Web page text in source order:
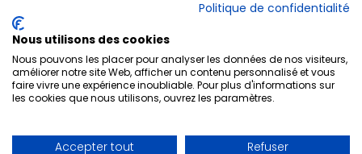
Politique de confidentialité
Nous utilisons des cookies
Nous pouvons les placer pour analyser les données de nos visiteurs,
améliorer notre site Web, afficher un contenu personnalisé et vous
faire vivre une expérience inoubliable. Pour plus d'informations sur
les cookies que nous utilisons, ouvrez les paramètres.
Accepter tout Refuser